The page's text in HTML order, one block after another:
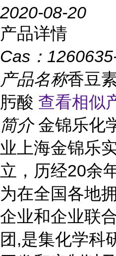
2020-08-20
产品详情
Cas：
产品名称香豆
肟酸 查看相似
简介 金锦乐化
业上海金锦乐
立，历经20余
为在全国各地
企业和企业联
团,是集化学科